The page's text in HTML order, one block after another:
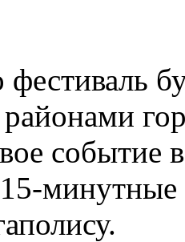
событие
минутные